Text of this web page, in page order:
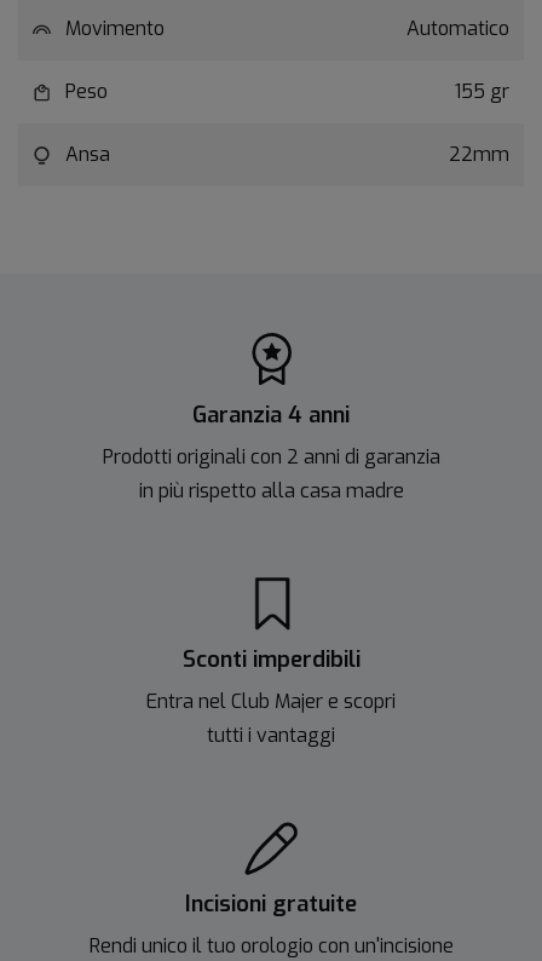
Movimento Automatico
Peso 155 gr
Ansa 22mm
Garanzia 4 anni
Prodotti originali con 2 anni di garanzia
in più rispetto alla casa madre
Sconti imperdibili
Entra nel Club Majer e scopri
tutti i vantaggi
Incisioni gratuite
Rendi unico il tuo orologio con un'incisione